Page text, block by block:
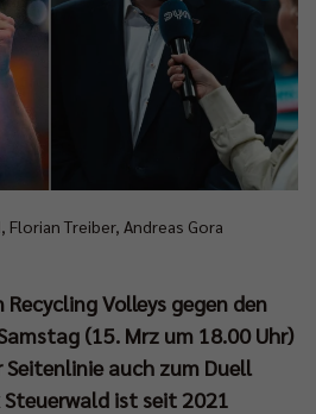
Florian Treiber, Andreas Gora
Recycling Volleys gegen den
(15. Mrz um 18.00 Uhr)
auch zum Duell
Steuerwald ist seit 2021